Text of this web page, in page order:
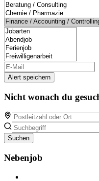
Alert speichern
Nicht wonach du
Suchen
Nebenjob